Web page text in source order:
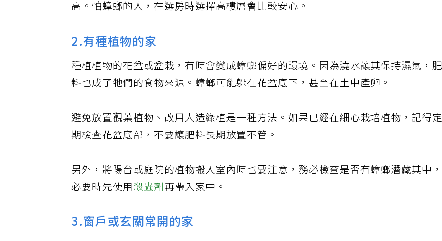
高。怕蟑螂的人，在選房時選擇高樓層會比較安心。
2.有種植物的家
種植植物的花盆或盆栽，有時會變成蟑螂偏好的環境。因為澆水讓其保持濕氣，肥
料也成了牠們的食物來源。蟑螂可能躲在花盆底下，甚至在土中產卵。
避免放置觀葉植物、改用人造綠植是一種方法。如果已經在細心栽培植物，記得定
期檢查花盆底部，不要讓肥料長期放置不管。
另外，將陽台或庭院的植物搬入室內時也要注意，務必檢查是否有蟑螂潛藏其中，
必要時先使用殺蟲劑再帶入家中。
3.窗戶或玄關常開的家